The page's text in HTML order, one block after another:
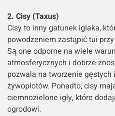
2. Cisy (Taxus)
Cisy to inny gatunek iglaka,
powodzeniem zastąpić tui
Są one odporne na wiele
atmosferycznych i dobrze
pozwala na tworzenie gęstych
żywopłotów. Ponadto, cisy
ciemnozielone igły, które
ogrodowi.